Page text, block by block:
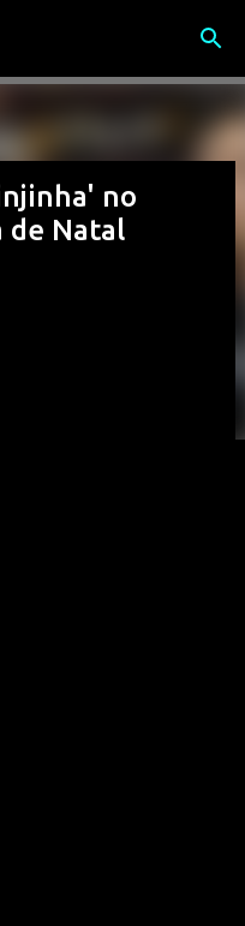
principal
no
de Natal